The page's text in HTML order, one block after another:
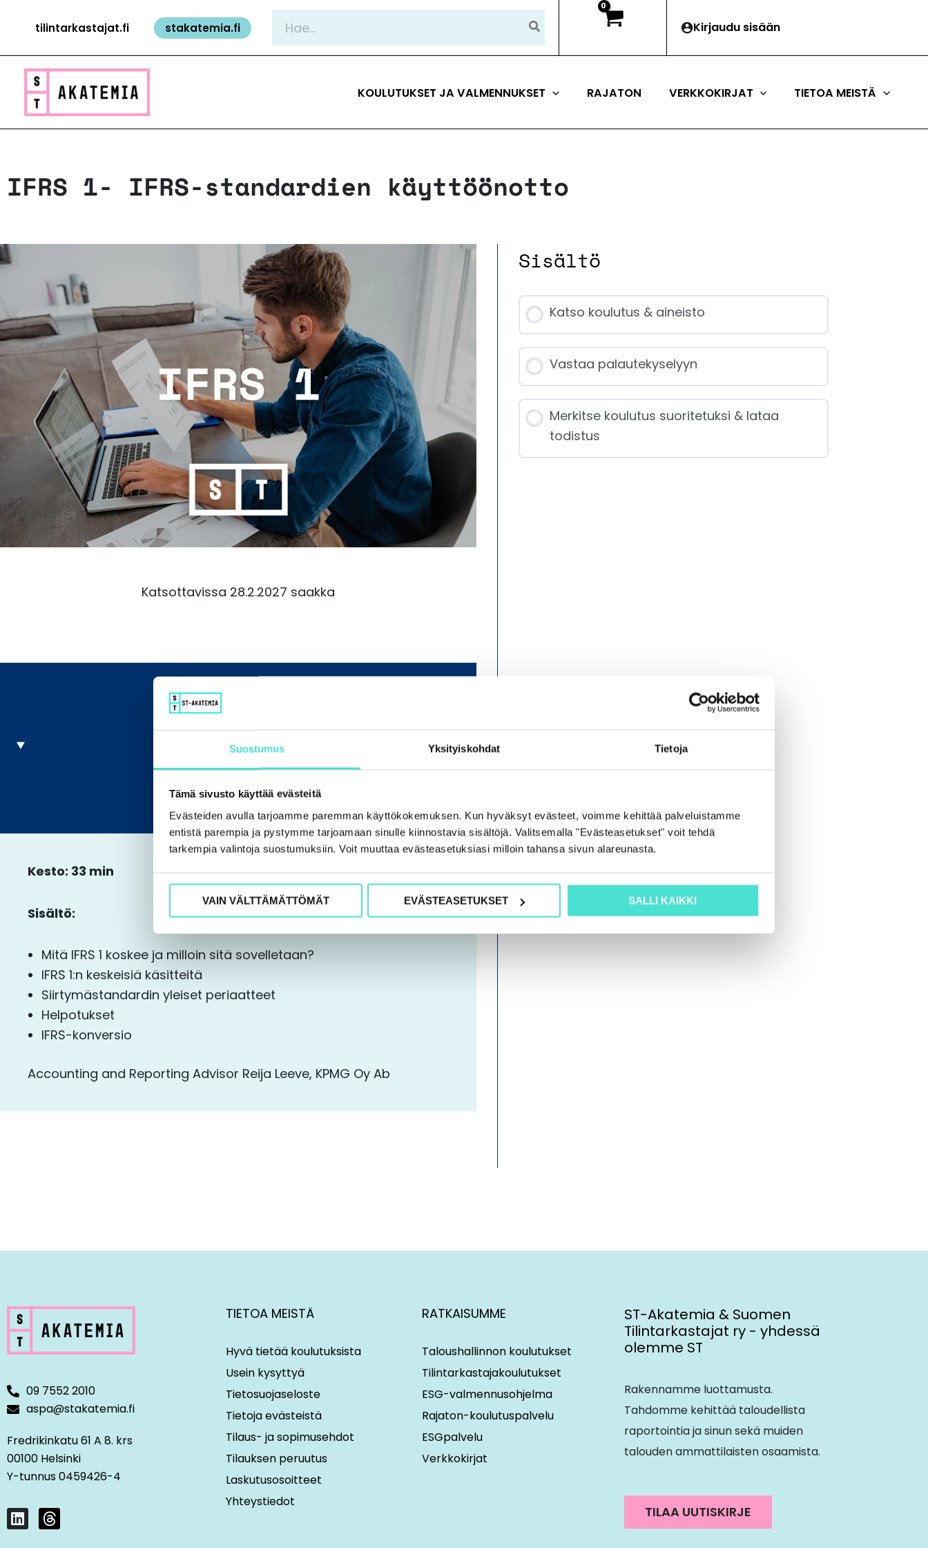
Suostumus Yksityiskohdat Tietoja
Tämä sivusto käyttää evästeitä
Evästeiden avulla tarjoamme paremman käyttökokemuksen. Kun hyväksyt evästeet, voimme kehittää palveluistamme
entistä parempia ja pystymme tarjoamaan sinulle kiinnostavia sisältöjä. Valitsemalla "Evästeasetukset" voit tehdä
tarkempia valintoja suostumuksiin. Voit muuttaa evästeasetuksiasi milloin tahansa sivun alareunasta.
VAIN VÄLTTÄMÄTTÖMÄT EVÄSTEASETUKSET SALLI KAIKKI
sisältööntilintarkastajat.fi stakatemia.fi Kirjaudu sisään
KOULUTUKSET JA VALMENNUKSET RAJATON VERKKOKIRJAT TIETOA MEISTÄ
IFRS 1- IFRS-standardien käyttöönotto
Katsottavissa 28.2.2027 saakka
J
E
L
Kesto: 33 min
Sisältö:
Mitä IFRS 1 koskee ja milloin sitä sovelletaan?
IFRS 1:n keskeisiä käsitteitä
Siirtymästandardin yleiset periaatteet
Helpotukset
IFRS-konversio
Accounting and Reporting Advisor Reija Leeve, KPMG Oy Ab
Sisältö
Katso koulutus & aineisto
Vastaa palautekyselyyn
Merkitse koulutus suoritetuksi & lataa
todistus
09 7552 2010
aspa@stakatemia.fi
Fredrikinkatu 61 A 8. krs
00100 Helsinki
Y-tunnus 0459426-4
L
i
T
h
TIETOA MEISTÄ
Hyvä tietää koulutuksista
Usein kysyttyä
Tietosuojaseloste
Tietoja evästeistä
Tilaus- ja sopimusehdot
Tilauksen peruutus
Laskutusosoitteet
Yhteystiedot
RATKAISUMME
Taloushallinnon koulutukset
Tilintarkastajakoulutukset
ESG-valmennusohjelma
Rajaton-koulutuspalvelu
ESGpalvelu
Verkkokirjat
ST-Akatemia & Suomen
Tilintarkastajat ry - yhdessä
olemme ST
Rakennamme luottamusta.
Tahdomme kehittää taloudellista
raportointia ja sinun sekä muiden
talouden ammattilaisten osaamista.
TILAA UUTISKIRJE